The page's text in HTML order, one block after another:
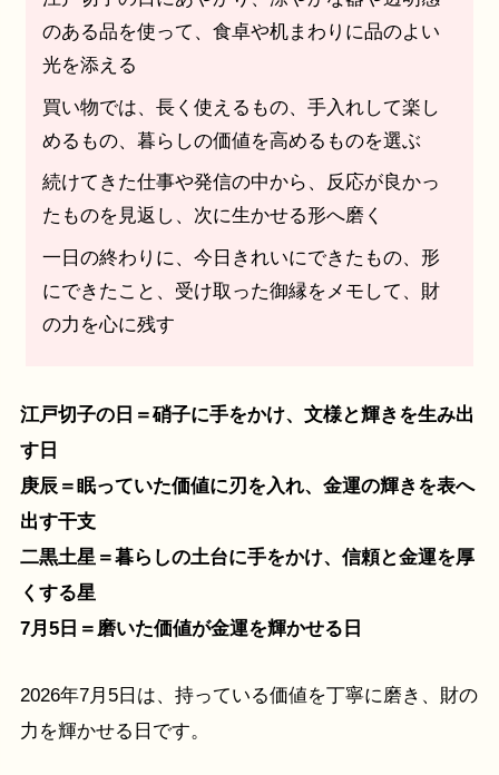
のある品を使って、食卓や机まわりに品のよい
光を添える
買い物では、長く使えるもの、手入れして楽し
めるもの、暮らしの価値を高めるものを選ぶ
続けてきた仕事や発信の中から、反応が良かっ
たものを見返し、次に生かせる形へ磨く
一日の終わりに、今日きれいにできたもの、形
にできたこと、受け取った御縁をメモして、財
の力を心に残す
江戸切子の日＝硝子に手をかけ、文様と輝きを生み出
す日
庚辰＝眠っていた価値に刃を入れ、金運の輝きを表へ
出す干支
二黒土星＝暮らしの土台に手をかけ、信頼と金運を厚
くする星
7月5日＝磨いた価値が金運を輝かせる日
2026年7月5日は、持っている価値を丁寧に磨き、財の
力を輝かせる日です。